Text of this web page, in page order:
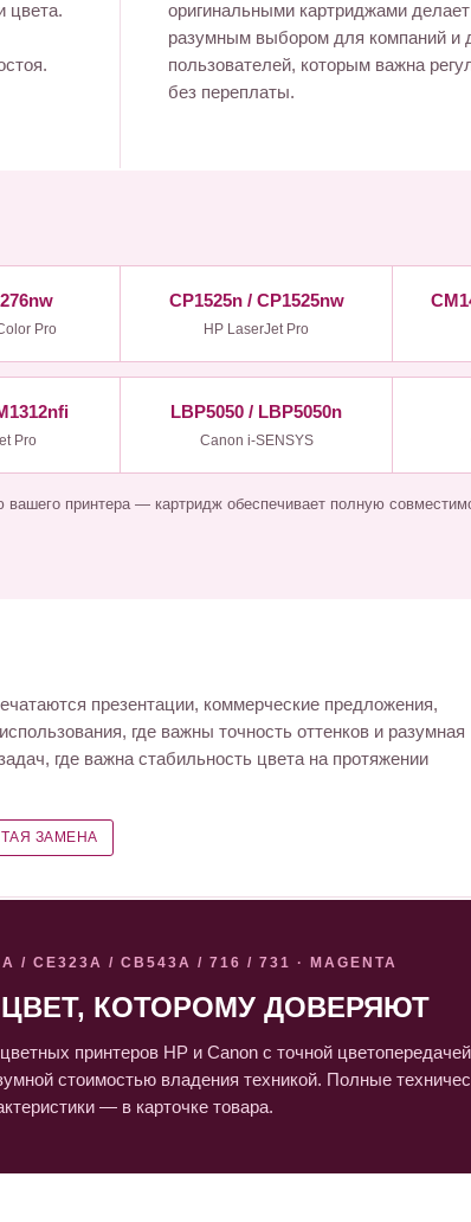
цвета.
оригинальными картриджами
разумным выбором для компаний и
пользователей, которым важна
без переплаты.
Pro
CP1525n / CP1525nw
HP LaserJet Pro
Pro
LBP5050 / LBP5050n
Canon i-SENSYS
принтера — картридж обеспечивает полную
презентации, коммерческие предложения,
где важны точность оттенков и разумная
где важна стабильность цвета на протяжении
ЗАМЕНА
/ CE323A / CB543A / 716 / 731 · MAGENTA
КОТОРОМУ ДОВЕРЯЮТ
принтеров HP и Canon с точной
стоимостью владения техникой. Полные
— в карточке товара.